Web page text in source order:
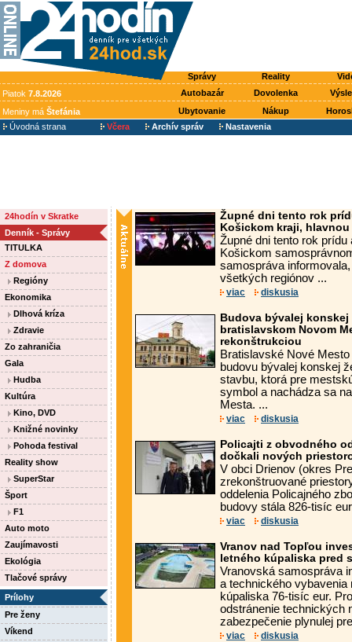
Správy Reality
Piatok 7.8.2026 Autobazár Dovolenka
Meniny má Štefánia Ubytovanie Nákup
Úvodná strana
Včera Archív správ Nastavenia
24hodín v Skratke
Denník - Správy
TITULKA
Z domova
Regióny
Ekonomika
Dlhová kríza
Zdravie
Zo zahraničia
Gala
Hudba
Kultúra
Kino, DVD
Knižné novinky
Pohoda festival
Reality show
SuperStar
Šport
F1
Auto moto
Zaujímavosti
Ekológia
Tlačové správy
Prílohy
Pre ženy
Víkend
Župné dni tento rok
Košickom kraji,
Župné dni tento rok
Košickom
samospráva
všetkých regiónov ...
viac diskusia
Budova bývalej konskej
bratislavskom Novom
rekonštrukciou
Bratislavské Nové
budovu bývalej konskej
stavbu, ktorá pre
symbol a nachádza sa
Mesta. ...
viac diskusia
Policajti z obvodného
dočkali nových
V obci Drienov (okres
zrekonštruované
oddelenia Policajného
budovy stála 826-tisíc
viac diskusia
Vranov nad Topľou
letného kúpaliska pred
Vranovská samospráva
a technického vybavenia
kúpaliska 76-tisíc eur.
odstránenie technických
zabezpečenie plynulej
viac diskusia